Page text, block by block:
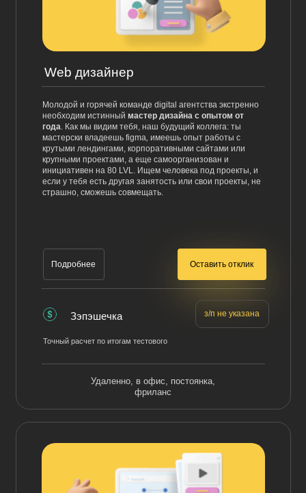
Web дизайнер
Молодой и горячей команде digital агентства экстренно
необходим истинный мастер дизайна с опытом от
года. Как мы видим тебя, наш будущий коллега: ты
мастерски владеешь figma, имеешь опыт работы с
крутыми лендингами, корпоративными сайтами или
крупными проектами, а еще самоорганизован и
инициативен на 80 LVL. Ищем человека под проекты, и
если у тебя есть другая занятость или свои проекты, не
страшно, сможешь совмещать.
Оставить отклик
Подробнее
Зэпэшечка з/п не указана
Точный расчет по итогам тестового
Удаленно, в офис, постоянка,
фриланс